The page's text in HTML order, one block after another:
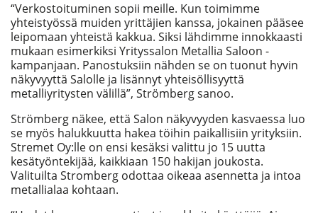
“Verkostoituminen sopii meille. Kun toimimme
yhteistyössä muiden yrittäjien kanssa, jokainen pääsee
leipomaan yhteistä kakkua. Siksi lähdimme innokkaasti
mukaan esimerkiksi Yrityssalon Metallia Saloon -
kampanjaan. Panostuksiin nähden se on tuonut hyvin
näkyvyyttä Salolle ja lisännyt yhteisöllisyyttä
metalliyritysten välillä”, Strömberg sanoo.
Strömberg näkee, että Salon näkyvyyden kasvaessa luo
se myös halukkuutta hakea töihin paikallisiin yrityksiin.
Stremet Oy:lle on ensi kesäksi valittu jo 15 uutta
kesätyöntekijää, kaikkiaan 150 hakijan joukosta.
Valituilta Stromberg odottaa oikeaa asennetta ja intoa
metallialaa kohtaan.